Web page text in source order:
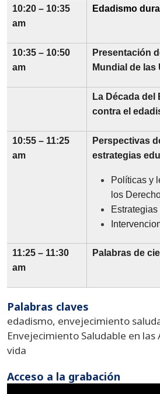
10:20 – 10:35
am
Edadismo
10:35 – 10:50
am
Presentación
Mundial de
La Década
contra el
10:55 – 11:25
am
Perspectivas
estrategias
Políticas y
los
11:25 – 11:30
am
Palabras de
Palabras claves
edadismo, envejecimiento
Envejecimiento Saludable en las
vida
Acceso a la grabación